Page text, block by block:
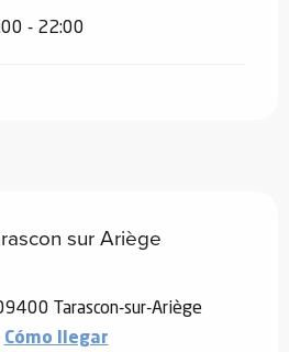
- 22:00
sur Ariège
Tarascon-sur-Ariège
Cómo llegar